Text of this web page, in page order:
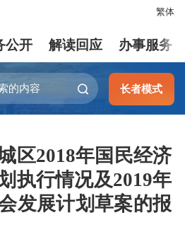
繁体
公开 解读回应 办事服务
长者模式
区2018年国民经济
执行情况及2019年
发展计划草案的报